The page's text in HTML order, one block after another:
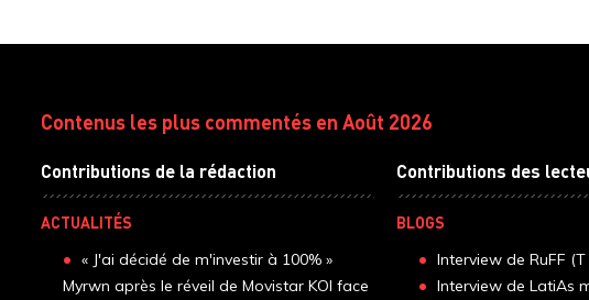
Contenus les plus commentés en Août 2026
Contributions de la rédaction
ACTUALITÉS
« J'ai décidé de m'investir à 100% »
Myrwn après le réveil de Movistar KOI face
Contributions des
BLOGS
Interview de RuFF
Interview de LatiAs